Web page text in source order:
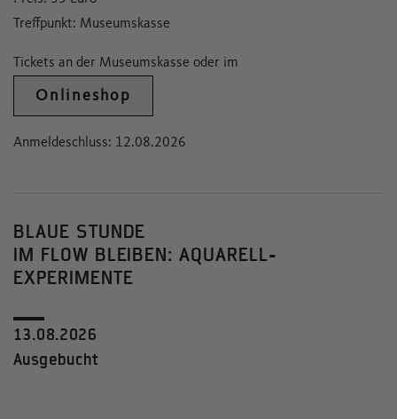
Treffpunkt: Museumskasse
Tickets an der Museumskasse oder im
Onlineshop
Anmeldeschluss: 12.08.2026
BLAUE STUNDE
IM FLOW BLEIBEN: AQUARELL-
EXPERIMENTE
13.08.2026
Ausgebucht